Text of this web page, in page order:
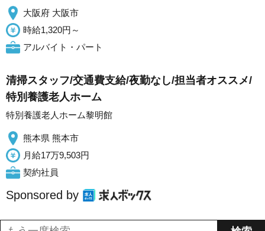
大阪府 大阪市
時給1,320円～
アルバイト・パート
清掃スタッフ/交通費支給/夜勤なし/担当者オススメ/
特別養護老人ホーム
特別養護老人ホーム黎明館
熊本県 熊本市
月給17万9,503円
契約社員
Sponsored by